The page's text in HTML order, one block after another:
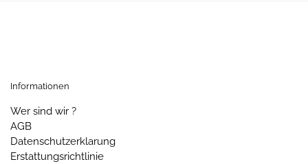
Informationen
Wer sind wir ?
AGB
Datenschutzerklarung
Erstattungsrichtlinie